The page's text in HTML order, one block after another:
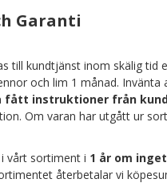
Garanti
till kundtjänst inom skälig
och lim 1 månad.
instruktioner från
Om varan har utgått ur
vårt sortiment i 1 år om
återbetalar vi